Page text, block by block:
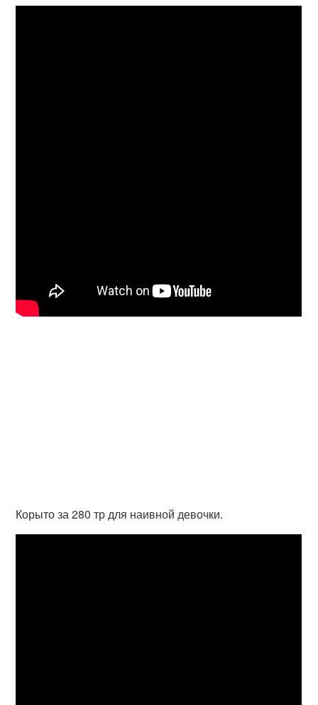
Корыто за 280 тр для наивной девочки.